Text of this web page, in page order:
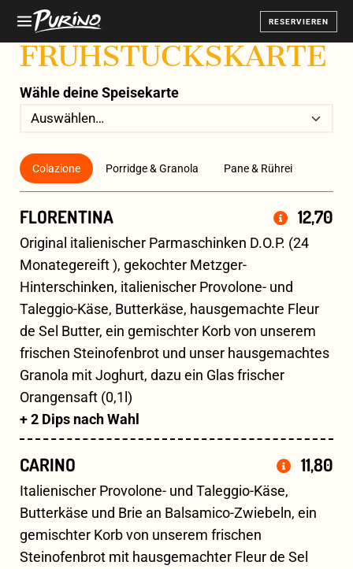
RESERVIEREN
FRÜHSTÜCKSKARTE
Wähle deine Speisekarte
Colazione Porridge & Granola Pane & Rührei
FLORENTINA 12,70
Original italienischer Parmaschinken D.O.P. (24
Monategereift ), gekochter Metzger-
Hinterschinken, italienischer Provolone- und
Taleggio-Käse, Butterkäse, hausgemachte Fleur
de Sel Butter, ein gemischter Korb von unserem
frischen Steinofenbrot und unser hausgemachtes
Granola mit Joghurt, dazu ein Glas frischer
Orangensaft (0,1l)
+ 2 Dips nach Wahl
CARINO 11,80
Italienischer Provolone- und Taleggio-Käse,
Butterkäse und Brie an Balsamico-Zwiebeln, ein
gemischter Korb von unserem frischen
Steinofenbrot mit hausgemachter Fleur de Sel